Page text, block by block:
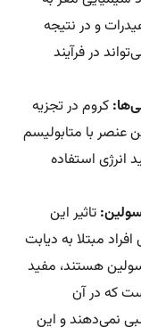
و در نتیجه
در فرآیند
کروم در تجزیه
عنصر با متابولیسم
انرژی استفاده
تاثیر این
مبتلا به دیابت
هستند، مفید
که در آن
نمی‌دهند و این